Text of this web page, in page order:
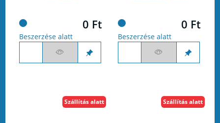
0 Ft
Beszerzése alatt
0 Ft
Beszerzése alatt
Szállítás alatt Szállítás alatt